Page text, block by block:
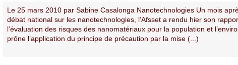
Le 25 mars 2010 par Sabine Casalonga Nanotechnologies Un mois
débat national sur les nanotechnologies, l’Afsset a rendu hier son
l’évaluation des risques des nanomatériaux pour la population et
prône l’application du principe de précaution par la mise (...)